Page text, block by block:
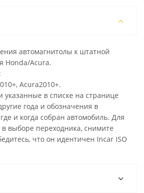
автомагнитолы к штатной
Honda/Acura.
Acura2010+.
в списке на странице
года и обозначения в
и когда собран автомобиль. Для
выборе переходника, снимите
что он идентичен Incar ISO